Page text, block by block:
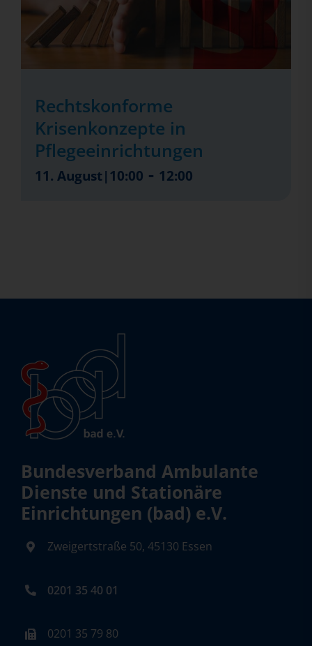
Rechtskonforme
Krisenkonzepte in
Pflegeeinrichtungen
11. August|10:00 - 12:00
Bundesverband Ambulante
Dienste und Stationäre
Einrichtungen (bad) e.V.
Zweigertstraße 50, 45130 Essen
0201 35 40 01
0201 35 79 80